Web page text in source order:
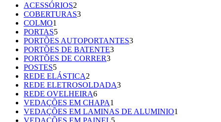
ACESSÓRIOS2
COBERTURAS3
COLMO1
PORTAS5
PORTÕES AUTOPORTANTES3
PORTÕES DE BATENTE3
PORTÕES DE CORRER3
POSTES5
REDE ELÁSTICA2
REDE ELETROSOLDADA3
REDE OVELHEIRA6
VEDAÇÕES EM CHAPA1
VEDAÇÕES EM LAMINAS DE ALUMINIO1
VEDAÇÕES EM PAINEL5